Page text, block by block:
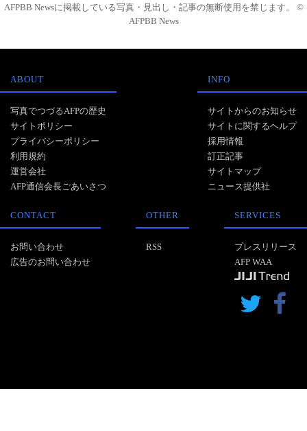
AFPBB Newsに掲載している写真・見出し・記事の無断使用を禁じます。 ©
AFPBB News
ABOUT
写真でつづるAFPの歴史
サイトポリシー
プライバシーポリシー
利用規約
運営会社
AFP通信会長ごあいさつ
INFO
サイトからのお知らせ
サイトに関するヘルプ
採用情報
訂正記事
サイトマップ
ニュース提供社
CONTACT
お問い合わせ
広告のお問い合わせ
OTHER
RSS
SERVICES
プレスリリース
AFP WAA